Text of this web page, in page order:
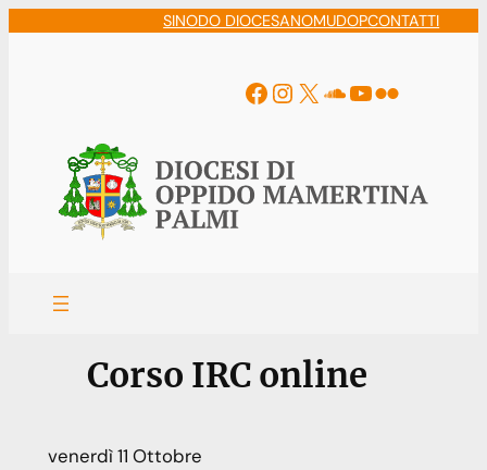
SINODO DIOCESANOMUDOPCONTATTI
Facebook
Instagram
X Soundcloud
YouTube
Flickr
Corso IRC online
venerdì11 Ottobre